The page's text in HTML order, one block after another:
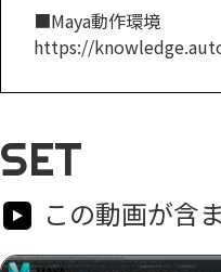
■Maya動作環境
https://
SET
この動画が含